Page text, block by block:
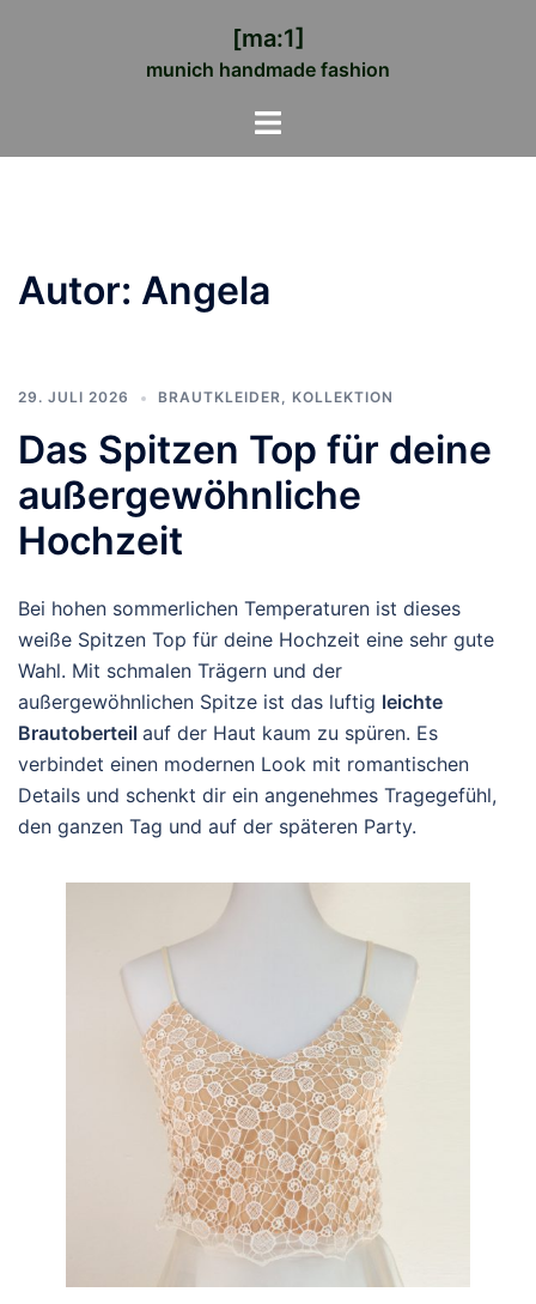
[ma:1]
munich handmade fashion
Menü
Autor: Angela
29. JULI 2026 BRAUTKLEIDER, KOLLEKTION
Das Spitzen Top für deine
außergewöhnliche
Hochzeit
Bei hohen sommerlichen Temperaturen ist dieses
weiße Spitzen Top für deine Hochzeit eine sehr gute
Wahl. Mit schmalen Trägern und der
außergewöhnlichen Spitze ist das luftig leichte
Brautoberteil auf der Haut kaum zu spüren. Es
verbindet einen modernen Look mit romantischen
Details und schenkt dir ein angenehmes Tragegefühl,
den ganzen Tag und auf der späteren Party.